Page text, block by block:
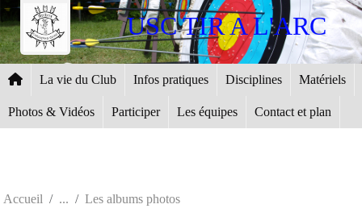
USC TIR A L'ARC
La vie du Club Infos pratiques Disciplines Matériels
Photos & Vidéos Participer Les équipes Contact et plan
Accueil Les albums photos
Panneau de gestion des cookies